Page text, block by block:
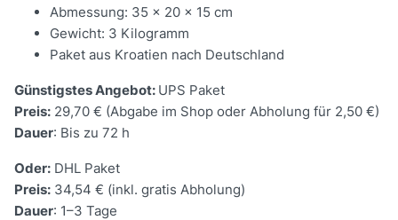
Abmessung: 35 x 20 x 15 cm
Gewicht: 3 Kilogramm
Paket aus Kroatien nach Deutschland
Günstigstes Angebot: UPS Paket
Preis: 29,70 € (Abgabe im Shop oder Abholung für 2,50 €)
Dauer: Bis zu 72 h
Oder: DHL Paket
Preis: 34,54 € (inkl. gratis Abholung)
Dauer: 1–3 Tage